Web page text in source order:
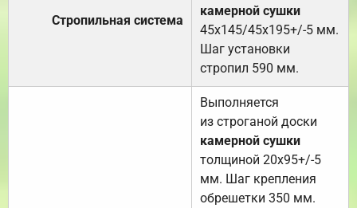
Стропильная система
камерной сушки
45х145/45х195+/-5 мм.
Шаг установки
стропил 590 мм.
Выполняется
из строганой доски
камерной сушки
толщиной 20х95+/-5
мм. Шаг крепления
обрешетки 350 мм.